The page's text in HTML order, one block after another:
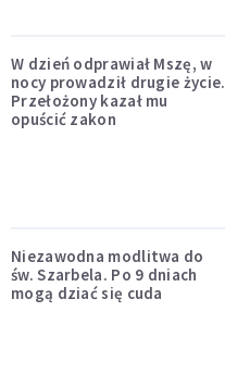
W dzień odprawiał Mszę, w
nocy prowadził drugie życie.
Przełożony kazał mu
opuścić zakon
Niezawodna modlitwa do
św. Szarbela. Po 9 dniach
mogą dziać się cuda